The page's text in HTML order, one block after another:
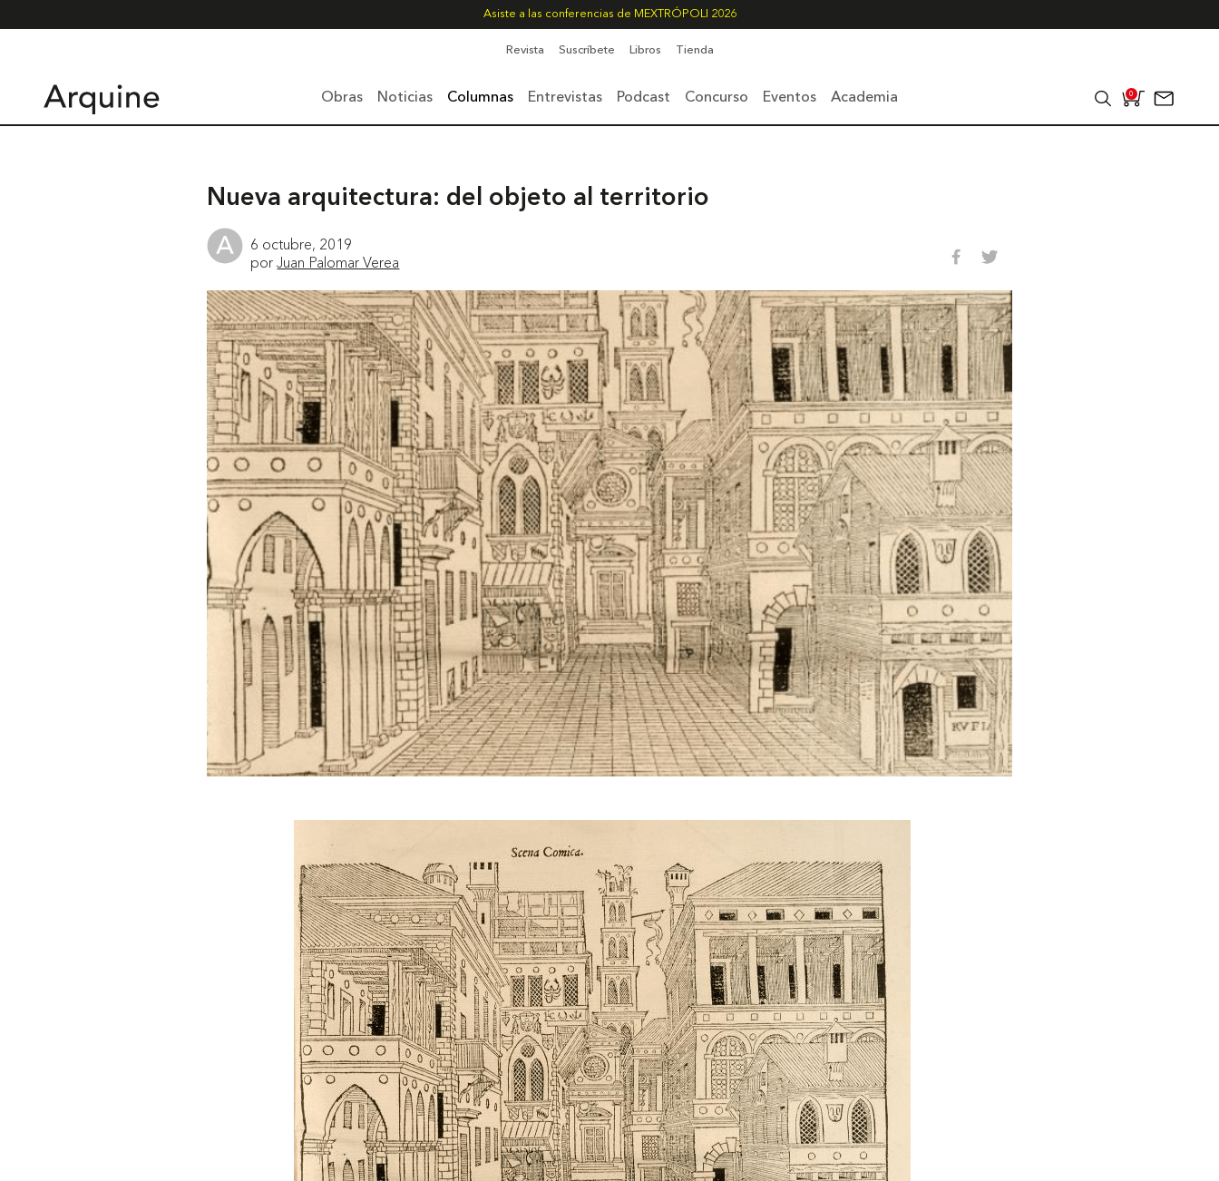
Asiste a las conferencias de MEXTRÓPOLI 2026
Revista Suscríbete Libros Tienda
Obras Noticias Columnas Entrevistas Podcast Concurso Eventos Academia 0
Nueva arquitectura: del objeto al territorio
6 octubre, 2019
porJuan Palomar Verea